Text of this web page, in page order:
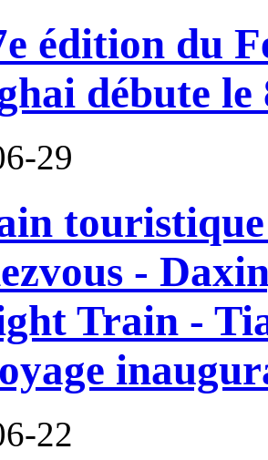
édition du
débute
29
-
Train -
22